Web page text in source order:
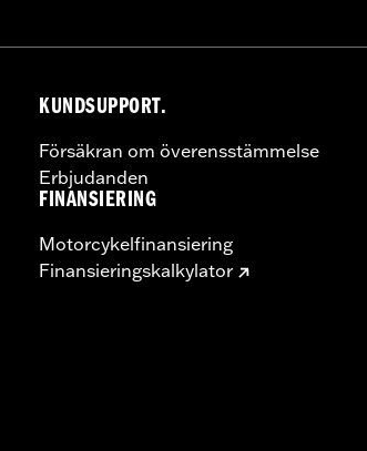
KUNDSUPPORT.
Försäkran om överensstämmelse
Erbjudanden
FINANSIERING
Motorcykelfinansiering
Finansieringskalkylator